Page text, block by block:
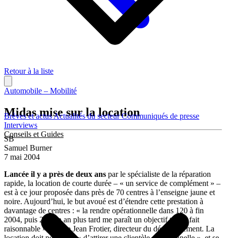
Brèves et actusActualités du secteurCommuniqués de presse
Interviews
Conseils et Guides
Retour à la liste
Automobile – Mobilité
Midas mise sur la location
SB
Samuel Burner
7 mai 2004
Lancée il y a près de deux ans par le spécialiste de la réparation
rapide, la location de courte durée – « un service de complément » –
est à ce jour proposée dans près de 70 centres à l’enseigne jaune et
noire. Aujourd’hui, le but avoué est d’étendre cette prestation à
davantage de centres : « la rendre opérationnelle dans 120 à fin
2004, puis 250 un an plus tard me paraît un objectif tout à fait
raisonnable », estime Jean Frotier, directeur du développement. La